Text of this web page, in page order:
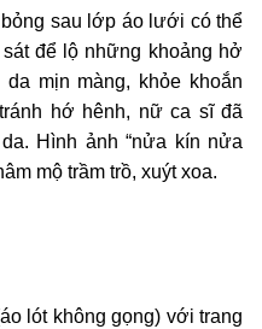
sau lớp áo lưới có thể
để lộ những khoảng hở
mịn màng, khỏe khoắn
hớ hênh, nữ ca sĩ đã
Hình ảnh “nửa kín nửa
mộ trầm trồ, xuýt xoa.
lót không gọng) với trang